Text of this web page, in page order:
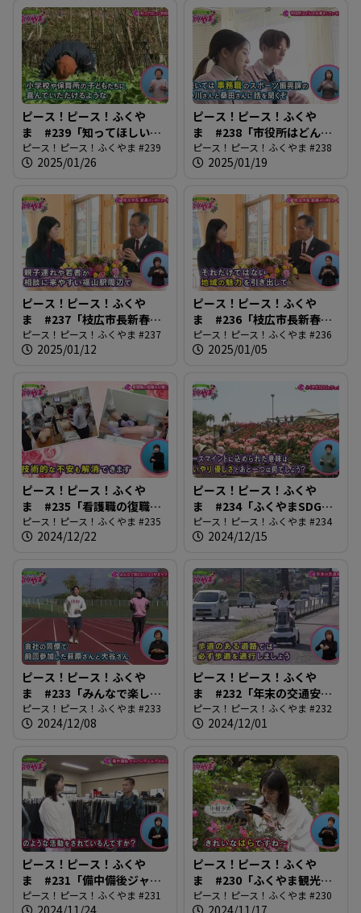
ピース！ピース！ふくや
ま #239「知ってほしい学
校給食」
ピース！ピース！ふくやま #239
2025/01/26
ピース！ピース！ふくや
ま #238「市役所はどんな
仕事しているの？」
ピース！ピース！ふくやま #238
2025/01/19
ピース！ピース！ふくや
ま #237「枝広市長新春イ
ンタビュー後編」
ピース！ピース！ふくやま #237
2025/01/12
ピース！ピース！ふくや
ま #236「枝広市長新春イ
ンタビュー前編」
ピース！ピース！ふくやま #236
2025/01/05
ピース！ピース！ふくや
ま #235「看護職の復職を
応援します」
ピース！ピース！ふくやま #235
2024/12/22
ピース！ピース！ふくや
ま #234「ふくやまSDGs
フェスタ」
ピース！ピース！ふくやま #234
2024/12/15
ピース！ピース！ふくや
ま #233「みんなで楽しも
う！ふくやまマラソン」
ピース！ピース！ふくやま #233
2024/12/08
ピース！ピース！ふくや
ま #232「年末の交通安
全」
ピース！ピース！ふくやま #232
2024/12/01
ピース！ピース！ふくや
ま #231「備中備後ジャパ
ンデニムプロジェクト」
ピース！ピース！ふくやま #231
2024/11/24
ピース！ピース！ふくや
ま #230「ふくやま観光写
真コンテスト」
ピース！ピース！ふくやま #230
2024/11/17